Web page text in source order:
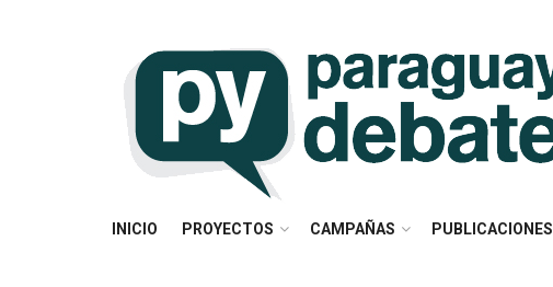
INICIO PROYECTOS CAMPAÑAS PUBLICACIONES